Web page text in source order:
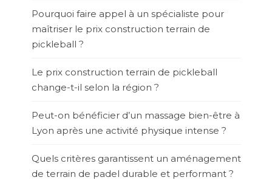
Pourquoi faire appel à un spécialiste pour
maîtriser le prix construction terrain de
pickleball ?
Le prix construction terrain de pickleball
change-t-il selon la région ?
Peut-on bénéficier d’un massage bien-être à
Lyon après une activité physique intense ?
Quels critères garantissent un aménagement
de terrain de padel durable et performant ?